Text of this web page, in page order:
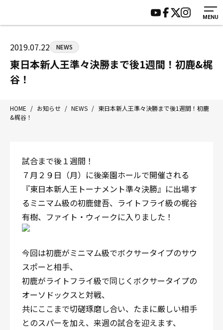
MENU
〒192-0072 東京都八王子市南町3-8 第2原嶋ビル1F
Tel/Fax：042-622-7222
営業時間：月〜土 14:00〜22:00 / 日・祝 14:00〜19:00
HOME
ジムについて
トレーニング
入会案内
施設紹介
会員様の声
サポーター募集
2019.07.22 NEWS
東日本新人王準々決勝まで後1週間！初鹿&梶
谷！
HOME / お知らせ / NEWS / 東日本新人王準々決勝まで後1週間！初鹿
&梶谷！
試合まで後１週間！
７月２９日（月）に後楽園ホールで開催される
『東日本新人王トーナメント準々決勝』に出場す
るミニマム級の初鹿健吾、ライトフライ級の梶谷
有樹、ファイト・ウィークに入りました！
今回は初鹿がミニマム級でボクサータイプのサウ
スポーと相手、
初鹿がライトフライ級で同じくボクサータイプの
オーソドックスと対戦、
共にここまで切磋琢磨し合い、たまに厳しい相手
とのスパーを加え、来週の試合を迎えます、